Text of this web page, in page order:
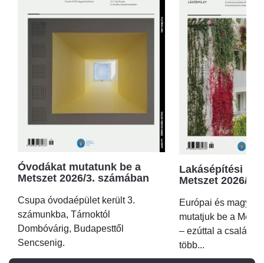
Óvodákat mutatunk be a
Metszet 2026/3. számában
Csupa óvodaépület került 3.
számunkba, Tárnoktól
Dombóvárig, Budapesttől
Sencsenig.
Lakásépítési
Metszet 2026/2.
Európai és magyar
mutatjuk be a
– ezúttal a családi
több...